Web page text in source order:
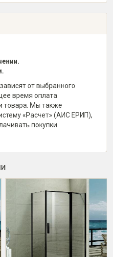
от выбранного
время оплата
товара. Мы также
«Расчет» (АИС ЕРИП),
покупки